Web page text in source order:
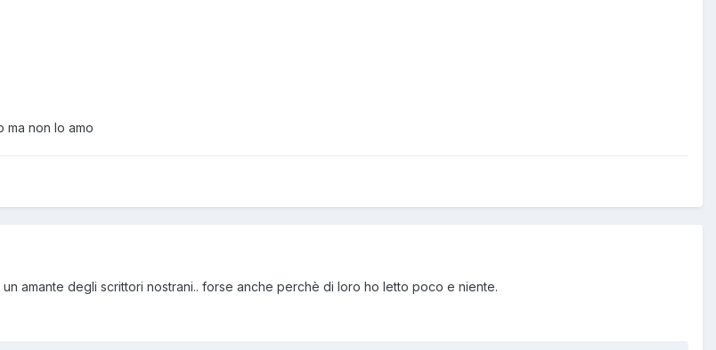
ma non lo amo
amante degli scrittori nostrani.. forse anche perchè di loro ho letto poco e niente.